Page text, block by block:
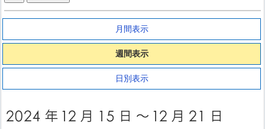
月間表示
週間表示
日別表示